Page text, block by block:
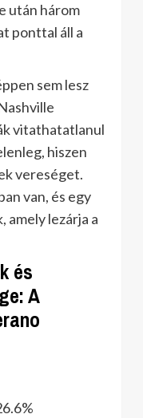
után három
ponttal áll a
sem lesz
vitathatatlanul
hiszen
vereséget.
van, és egy
amely lezárja a
és
A